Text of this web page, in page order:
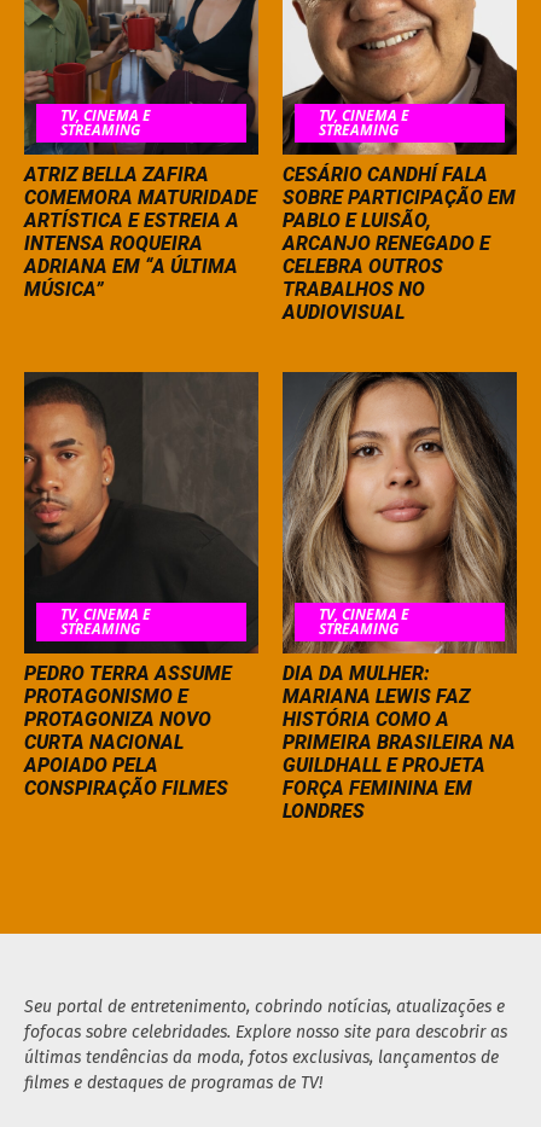
TV, CINEMA E
STREAMING
ATRIZ BELLA ZAFIRA
COMEMORA MATURIDADE
ARTÍSTICA E ESTREIA A
INTENSA ROQUEIRA
ADRIANA EM “A ÚLTIMA
MÚSICA”
TV, CINEMA E
STREAMING
CESÁRIO CANDHÍ FALA
SOBRE PARTICIPAÇÃO EM
PABLO E LUISÃO,
ARCANJO RENEGADO E
CELEBRA OUTROS
TRABALHOS NO
AUDIOVISUAL
TV, CINEMA E
STREAMING
PEDRO TERRA ASSUME
PROTAGONISMO E
PROTAGONIZA NOVO
CURTA NACIONAL
APOIADO PELA
CONSPIRAÇÃO FILMES
TV, CINEMA E
STREAMING
DIA DA MULHER:
MARIANA LEWIS FAZ
HISTÓRIA COMO A
PRIMEIRA BRASILEIRA NA
GUILDHALL E PROJETA
FORÇA FEMININA EM
LONDRES
Seu portal de entretenimento, cobrindo notícias, atualizações e
fofocas sobre celebridades. Explore nosso site para descobrir as
últimas tendências da moda, fotos exclusivas, lançamentos de
filmes e destaques de programas de TV!